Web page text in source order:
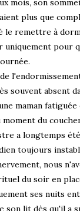
mois, son
plus que
le remettre à
uniquement pour
souvent absent
maman
moment du
a longtemps
toujours
nous
du soir en
ses nuits
son lit dès qu'il a